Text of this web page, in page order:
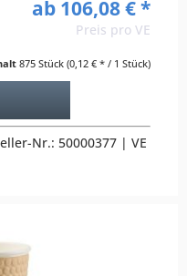
ab 106,08 € *
Preis pro VE
875 Stück (0,12 € * / 1 Stück)
Nr.: 50000377 | VE